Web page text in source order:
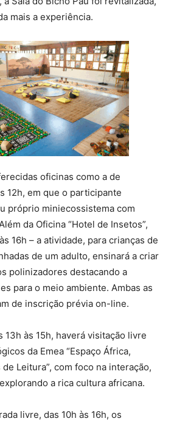
mais a experiência.
oficinas como a de
12h, em que o participante
próprio miniecossistema com
da Oficina “Hotel de Insetos”,
16h – a atividade, para crianças de
de um adulto, ensinará a criar
polinizadores destacando a
para o meio ambiente. Ambas as
de inscrição prévia on-line.
13h às 15h, haverá visitação livre
da Emea “Espaço África,
Leitura”, com foco na interação,
a rica cultura africana.
livre, das 10h às 16h, os